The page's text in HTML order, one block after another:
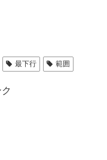
最下行 範囲